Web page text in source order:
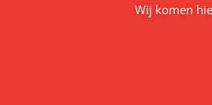
Wij komen